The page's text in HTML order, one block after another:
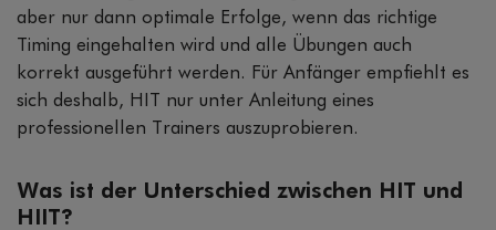
aber nur dann optimale Erfolge, wenn das richtige
Timing eingehalten wird und alle Übungen auch
korrekt ausgeführt werden. Für Anfänger empfiehlt es
sich deshalb, HIT nur unter Anleitung eines
professionellen Trainers auszuprobieren.
Was ist der Unterschied zwischen HIT und
HIIT?